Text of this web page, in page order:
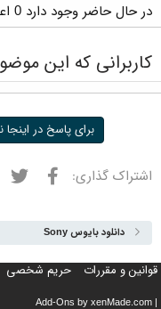
در حال حاضر وجود دارد 0 اعضایی که این موضوع را مشاهده می کنند
کاربرانی که این
برای پاسخ در
اشتراک گذاری: فیسبوک
دانلود بایوس Sony
قوانین و مقررات حریم شخصی
|
Add-Ons by xenMade.com